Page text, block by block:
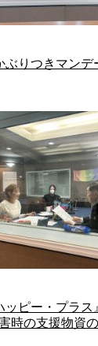
ぶりつきマンデ
ッピー・プラス
時の支援物資